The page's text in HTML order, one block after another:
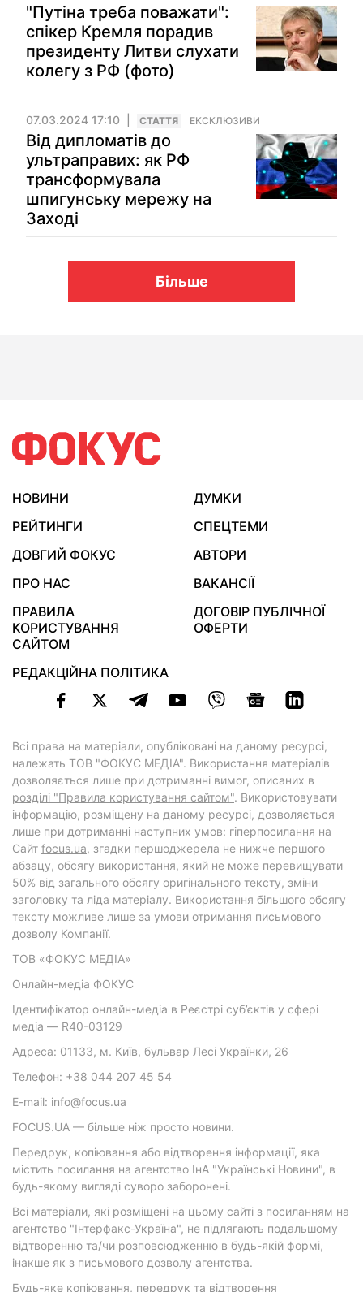
"Путіна треба поважати":
спікер Кремля порадив
президенту Литви слухати
колегу з РФ (фото)
07.03.2024 17:10 СТАТТЯ ЕКСКЛЮЗИВИ
Від дипломатів до
ультраправих: як РФ
трансформувала
шпигунську мережу на
Заході
Більше
НОВИНИ
ДУМКИ
РЕЙТИНГИ
СПЕЦТЕМИ
ДОВГИЙ ФОКУС
АВТОРИ
ПРО НАС
ВАКАНСІЇ
ПРАВИЛА
КОРИСТУВАННЯ
САЙТОМ
ДОГОВІР ПУБЛІЧНОЇ
ОФЕРТИ
РЕДАКЦІЙНА ПОЛІТИКА
Всі права на матеріали, опубліковані на даному ресурсі,
належать ТОВ "ФОКУС МЕДІА". Використання матеріалів
дозволяється лише при дотриманні вимог, описаних в
розділі "Правила користування сайтом". Використовувати
інформацію, розміщену на даному ресурсі, дозволяється
лише при дотриманні наступних умов: гіперпосилання на
Cайт focus.ua, згадки першоджерела не нижче першого
абзацу, обсягу використання, який не може перевищувати
50% від загального обсягу оригінального тексту, зміни
заголовку та ліда матеріалу. Використання більшого обсягу
тексту можливе лише за умови отримання письмового
дозволу Компанії.
ТОВ «ФОКУС МЕДІА»
Онлайн-медіа ФОКУС
Ідентифікатор онлайн-медіа в Реєстрі суб’єктів у сфері
медіа — R40-03129
Адреса: 01133, м. Київ, бульвар Лесі Українки, 26
Телефон: +38 044 207 45 54
E-mail: info@focus.ua
FOCUS.UA — більше ніж просто новини.
Передрук, копіювання або відтворення інформації, яка
містить посилання на агентство ІнА "Українські Новини", в
будь-якому вигляді суворо заборонені.
Всі матеріали, які розміщені на цьому сайті з посиланням на
агентство "Інтерфакс-Україна", не підлягають подальшому
відтворенню та/чи розповсюдженню в будь-якій формі,
інакше як з письмового дозволу агентства.
Будь-яке копіювання, передрук та відтворення